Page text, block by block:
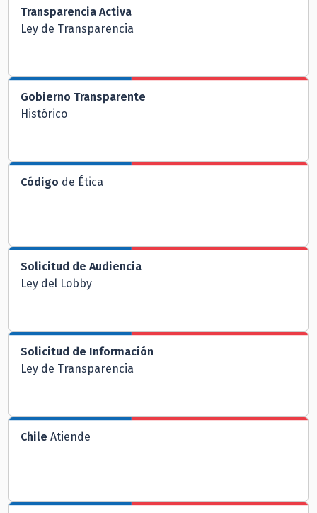
Transparencia Activa
Ley de Transparencia
Gobierno Transparente
Histórico
Código de Ética
Solicitud de Audiencia
Ley del Lobby
Solicitud de Información
Ley de Transparencia
Chile Atiende